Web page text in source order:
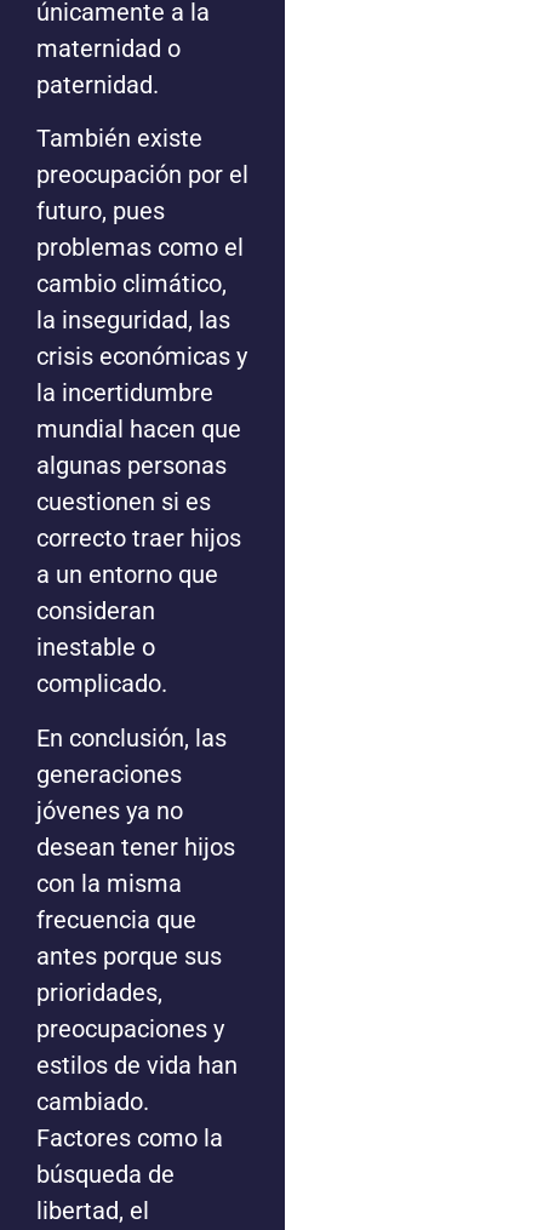
únicamente a la
maternidad o
paternidad.
También existe
preocupación por el
futuro, pues
problemas como el
cambio climático,
la inseguridad, las
crisis económicas y
la incertidumbre
mundial hacen que
algunas personas
cuestionen si es
correcto traer hijos
a un entorno que
consideran
inestable o
complicado.
En conclusión, las
generaciones
jóvenes ya no
desean tener hijos
con la misma
frecuencia que
antes porque sus
prioridades,
preocupaciones y
estilos de vida han
cambiado.
Factores como la
búsqueda de
libertad, el